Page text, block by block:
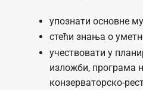
упознати основне
стећи знања о
учествовати у
изложби, програма
конзерваторско-